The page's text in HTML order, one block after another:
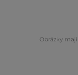
Obrázky